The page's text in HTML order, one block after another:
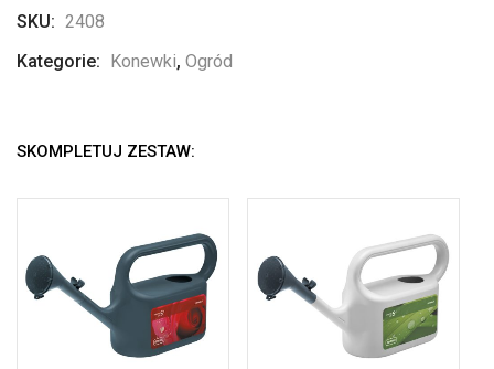
SKU: 2408
Kategorie:
Konewki, Ogród
SKOMPLETUJ ZESTAW: